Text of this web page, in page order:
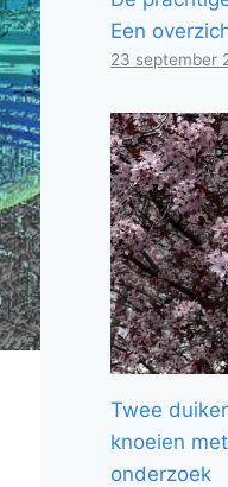
Een
23 september
Twee
knoeien
onderzoek